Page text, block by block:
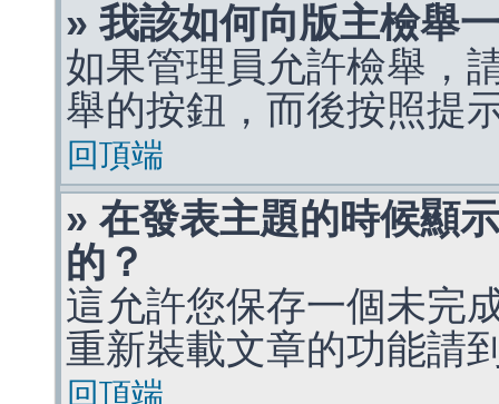
» 我該如何向版主檢舉
如果管理員允許檢舉，
舉的按鈕，而後按照提
回頂端
» 在發表主題的時候顯
的？
這允許您保存一個未完
重新裝載文章的功能請
回頂端